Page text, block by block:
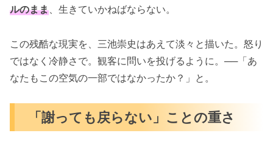
ルのまま 、生きていかねばならない。
この残酷な現実を、三池崇史はあえて淡々と描いた。怒り
ではなく冷静さで。観客に問いを投げるように。──「あ
なたもこの空気の一部ではなかったか？」と。
「謝っても戻らない」ことの重さ